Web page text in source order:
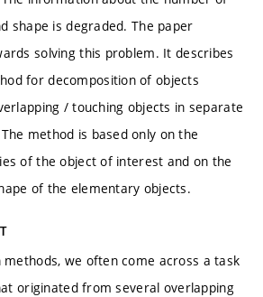
shape is degraded. The paper
solving this problem. It describes
for decomposition of objects
/ touching objects in separate
method is based only on the
of the object of interest and on the
of the elementary objects.
we often come across a task
originated from several overlapping